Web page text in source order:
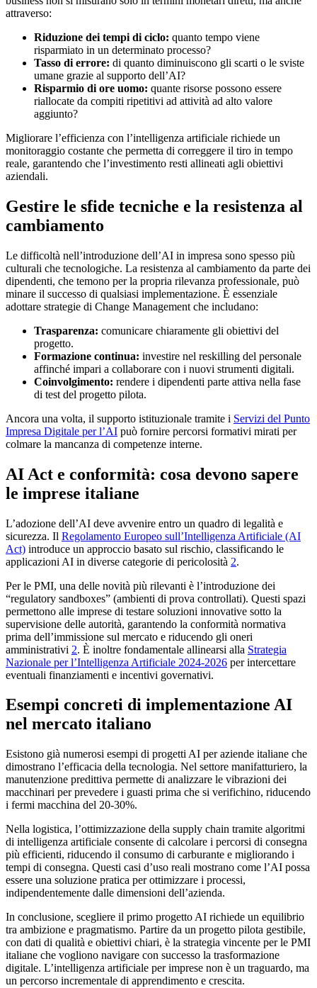
attraverso:
Riduzione dei tempi di ciclo: quanto tempo viene
risparmiato in un determinato processo?
Tasso di errore: di quanto diminuiscono gli scarti o le sviste
umane grazie al supporto dell’AI?
Risparmio di ore uomo: quante risorse possono essere
riallocate da compiti ripetitivi ad attività ad alto valore
aggiunto?
Migliorare l’efficienza con l’intelligenza artificiale richiede un
monitoraggio costante che permetta di correggere il tiro in tempo
reale, garantendo che l’investimento resti allineati agli obiettivi
aziendali.
Gestire le sfide tecniche e la resistenza al
cambiamento
Le difficoltà nell’introduzione dell’AI in impresa sono spesso più
culturali che tecnologiche. La resistenza al cambiamento da parte dei
dipendenti, che temono per la propria rilevanza professionale, può
minare il successo di qualsiasi implementazione. È essenziale
adottare strategie di Change Management che includano:
Trasparenza: comunicare chiaramente gli obiettivi del
progetto.
Formazione continua: investire nel reskilling del personale
affinché impari a collaborare con i nuovi strumenti digitali.
Coinvolgimento: rendere i dipendenti parte attiva nella fase
di test del progetto pilota.
Ancora una volta, il supporto istituzionale tramite i Servizi del Punto
Impresa Digitale per l’AI può fornire percorsi formativi mirati per
colmare la mancanza di competenze interne.
AI Act e conformità: cosa devono sapere
le imprese italiane
L’adozione dell’AI deve avvenire entro un quadro di legalità e
sicurezza. Il Regolamento Europeo sull’Intelligenza Artificiale (AI
Act) introduce un approccio basato sul rischio, classificando le
applicazioni AI in diverse categorie di pericolosità 2.
Per le PMI, una delle novità più rilevanti è l’introduzione dei
“regulatory sandboxes” (ambienti di prova controllati). Questi spazi
permettono alle imprese di testare soluzioni innovative sotto la
supervisione delle autorità, garantendo la conformità normativa
prima dell’immissione sul mercato e riducendo gli oneri
amministrativi 2. È inoltre fondamentale allinearsi alla Strategia
Nazionale per l’Intelligenza Artificiale 2024-2026 per intercettare
eventuali finanziamenti e incentivi governativi.
Esempi concreti di implementazione AI
nel mercato italiano
Esistono già numerosi esempi di progetti AI per aziende italiane che
dimostrano l’efficacia della tecnologia. Nel settore manifatturiero, la
manutenzione predittiva permette di analizzare le vibrazioni dei
macchinari per prevedere i guasti prima che si verifichino, riducendo
i fermi macchina del 20-30%.
Nella logistica, l’ottimizzazione della supply chain tramite algoritmi
di intelligenza artificiale consente di calcolare i percorsi di consegna
più efficienti, riducendo il consumo di carburante e migliorando i
tempi di consegna. Questi casi d’uso reali mostrano come l’AI possa
essere una soluzione pratica per ottimizzare i processi,
indipendentemente dalle dimensioni dell’azienda.
In conclusione, scegliere il primo progetto AI richiede un equilibrio
tra ambizione e pragmatismo. Partire da un progetto pilota gestibile,
con dati di qualità e obiettivi chiari, è la strategia vincente per le PMI
italiane che vogliono navigare con successo la trasformazione
digitale. L’intelligenza artificiale per imprese non è un traguardo, ma
un percorso incrementale di apprendimento e crescita.